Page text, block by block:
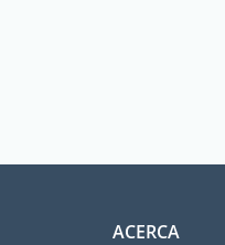
ACERCA